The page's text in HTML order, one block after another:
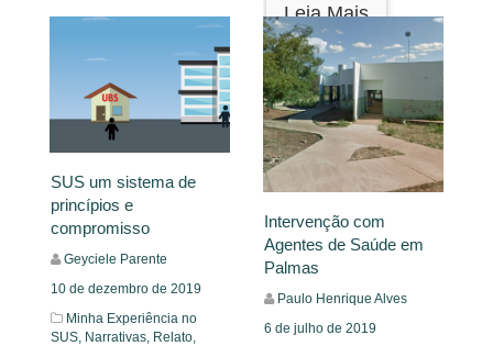
Leia Mais
SUS um sistema de
princípios e
compromisso
Geyciele Parente
10 de dezembro de 2019
Minha Experiência no
SUS, Narrativas, Relato,
Intervenção com
Agentes de Saúde em
Palmas
Paulo Henrique Alves
6 de julho de 2019